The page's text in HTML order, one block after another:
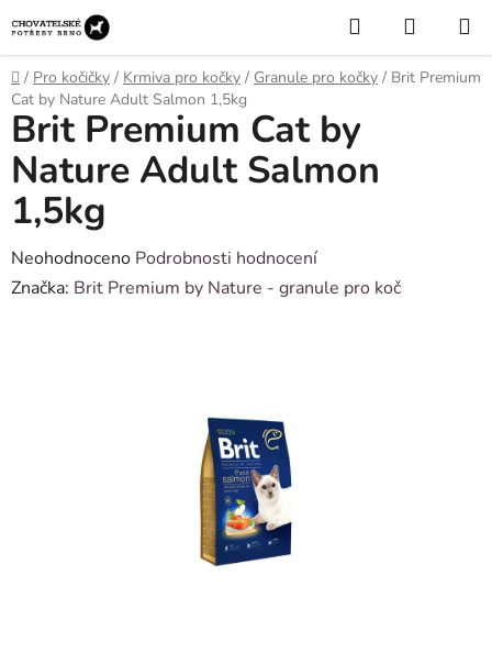
na
obsah
Hledat
KOŠÍK
Domů
/ Pro kočičky / Krmiva pro kočky / Granule pro kočky / Brit Premium
Cat by Nature Adult Salmon 1,5kg
Brit Premium Cat by
Nature Adult Salmon
1,5kg
Průměrné
hodnocení
Neohodnoceno Podrobnosti hodnocení
Značka: Brit Premium by Nature - granule pro koč